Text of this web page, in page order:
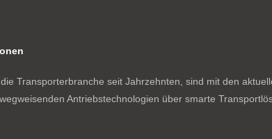
Transporterbranche seit Jahrzehnten, sind mit den
Antriebstechnologien über smarte